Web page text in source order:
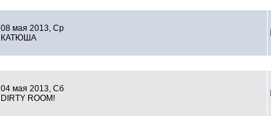
08 мая 2013, Ср
КАТЮША
04 мая 2013, Сб
DIRTY ROOM!